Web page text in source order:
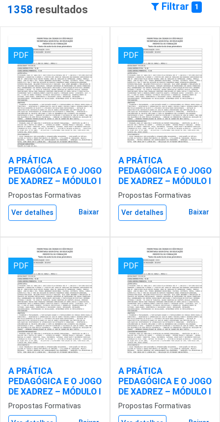
1358 resultados Filtrar 1
PDF
A PRÁTICA
PEDAGÓGICA E O JOGO
DE XADREZ – MÓDULO I
Propostas Formativas
Ver detalhes Baixar
PDF
A PRÁTICA
PEDAGÓGICA E O JOGO
DE XADREZ – MÓDULO I
Propostas Formativas
Ver detalhes Baixar
PDF
A PRÁTICA
PEDAGÓGICA E O JOGO
DE XADREZ – MÓDULO I
Propostas Formativas
PDF
A PRÁTICA
PEDAGÓGICA E O JOGO
DE XADREZ – MÓDULO I
Propostas Formativas